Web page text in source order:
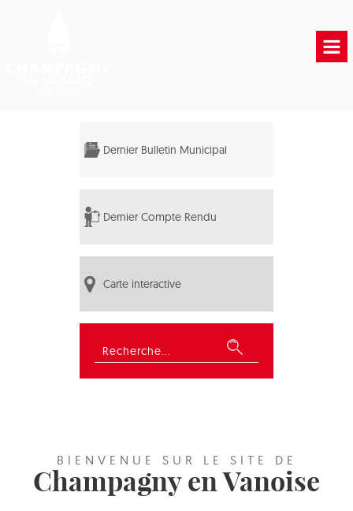
Dernier Bulletin Municipal
Dernier Compte Rendu
Carte interactive
Rechercher
BIENVENUE SUR LE SITE DE
Champagny en Vanoise